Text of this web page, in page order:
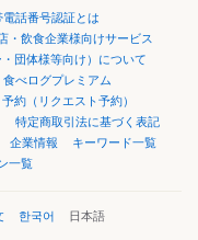
電話番号認証とは
・飲食企業様向けサービス
団体様等向け）について
食べログプレミアム
約（リクエスト予約）
特定商取引法に基づく表記
企業情報
キーワード一覧
一覧
한국어 日本語